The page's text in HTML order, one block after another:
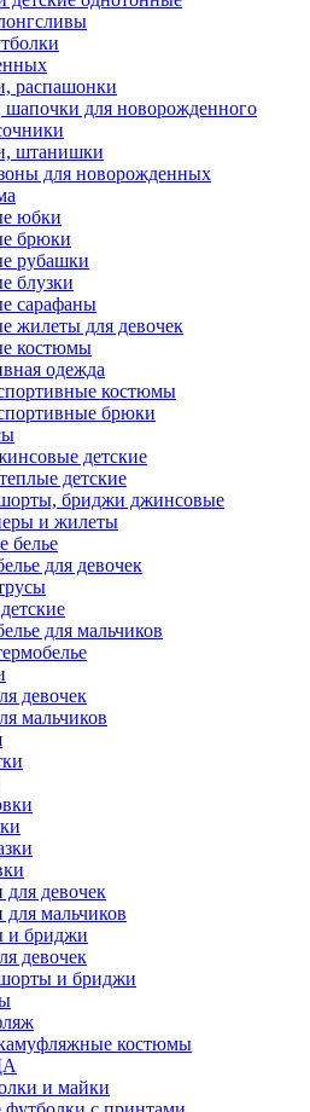
распашонки
для новорожденного
штанишки
для новорожденных
юбки
брюки
рубашки
блузки
сарафаны
жилеты для девочек
костюмы
одежда
костюмы
брюки
детские
детские
бриджи джинсовые
и жилеты
белье
для девочек
для мальчиков
девочек
мальчиков
для девочек
для мальчиков
и бриджи
девочек
и бриджи
костюмы
и майки